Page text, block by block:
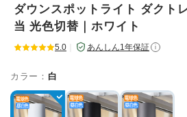
ダウンスポットライト ダクト
当 光色切替｜ホワイト
5.0 あんしん1年保証 i
カラー： 白